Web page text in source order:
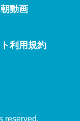
動画
利用規約
reserved.